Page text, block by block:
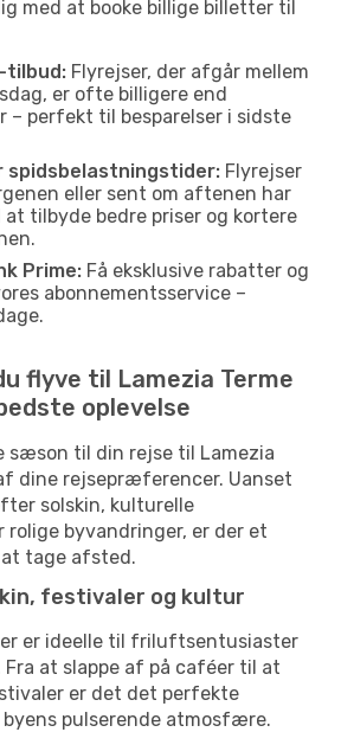
med at booke billige billetter til
tilbud: Flyrejser, der afgår mellem
er ofte billigere end
– perfekt til besparelser i sidste
spidsbelastningstider: Flyrejser
eller sent om aftenen har
tilbyde bedre priser og kortere
Prime: Få eksklusive rabatter og
abonnementsservice –
flyve til Lamezia Terme
oplevelse
sæson til din rejse til Lamezia
dine rejsepræferencer. Uanset
solskin, kulturelle
rolige byvandringer, er der et
tage afsted.
festivaler og kultur
er ideelle til friluftsentusiaster
at slappe af på caféer til at
er det det perfekte
pulserende atmosfære.